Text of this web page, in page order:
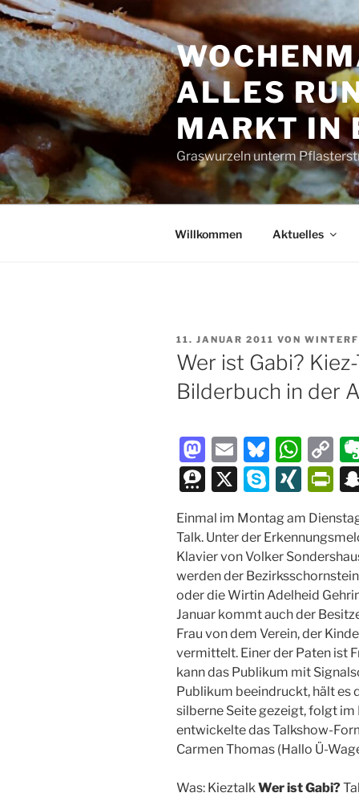
Zum
Inhalt
springen
ALLES
MARKT IN
Graswurzeln unterm
Willkommen Aktuelles
VERÖFFENTLICHT
AM
11. JANUAR 2011 VON
Wer ist Gabi?
Bilderbuch in der
M
a
st
o
d
o
n
E
m
ai
l
Bl
u
e
s
k
y
W
h
at
s
A
p
p
C
o
p
y
Li
n
k
T
hr
e
e
m
a
X
S
y
p
e
XI
N
G
P
ri
nt
Fr
ie
n
dl
y
Einmal im Montag am
Talk. Unter der
Klavier von Volker
werden der
oder die Wirtin Adelheid
Januar kommt auch der
Frau von dem Verein, der
vermittelt. Einer der Paten ist
kann das Publikum mit
Publikum beeindruckt, hält es
silberne Seite gezeigt, folgt
entwickelte das Talkshow-
Carmen Thomas (Hallo Ü-
Was: KieztalkWer ist Gabi?